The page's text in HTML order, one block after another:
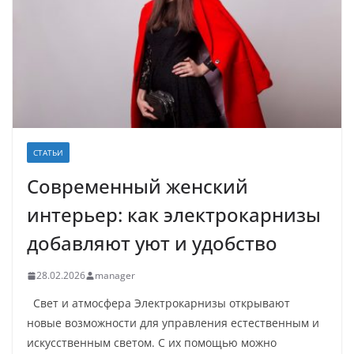
СТАТЬИ
Современный женский
интерьер: как электрокарнизы
добавляют уют и удобство
28.02.2026 manager
Свет и атмосфера Электрокарнизы открывают
новые возможности для управления естественным и
искусственным светом. С их помощью можно